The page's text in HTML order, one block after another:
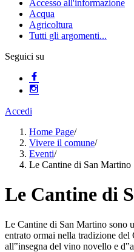
Accesso all'informazione
Acqua
Agricoltura
Tutti gli argomenti...
Seguici su
Accedi
Home Page/
Vivere il comune/
Eventi/
Le Cantine di San Martino
Le Cantine di
Le Cantine di San Martino sono
entrato ormai nella tradizione
all‟insegna del vino novello e